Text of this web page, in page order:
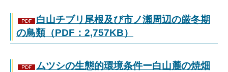
白山チブリ尾根及び市ノ瀬周辺の厳冬期
の鳥類（PDF：2,757KB）
ムツシの生態的環境条件ー白山麓の焼畑